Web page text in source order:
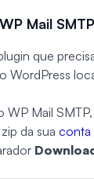
Mail SMTP
que
WordPress
WP Mail
da sua conta